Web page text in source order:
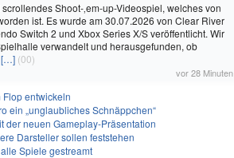
Shoot-‚em-up-Videospiel, welches von
ist. Es wurde am 30.07.2026 von Clear River
Switch 2 und Xbox Series X/S veröffentlicht. Wir
verwandelt und herausgefunden, ob
[…] (00)
vor 28 Minuten
Flop entwickeln
ein „unglaubliches Schnäppchen“
der neuen Gameplay-Präsentation
Darsteller sollen feststehen
Spiele gestreamt